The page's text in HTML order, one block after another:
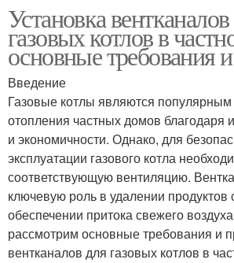
Установка
газовых котлов в
основные требования
Введение
Газовые котлы являются
отопления частных домов благодаря
и экономичности. Однако, для
эксплуатации газового котла
соответствующую вентиляцию.
ключевую роль в удалении продуктов
обеспечении притока свежего
рассмотрим основные требования и
вентканалов для газовых котлов в